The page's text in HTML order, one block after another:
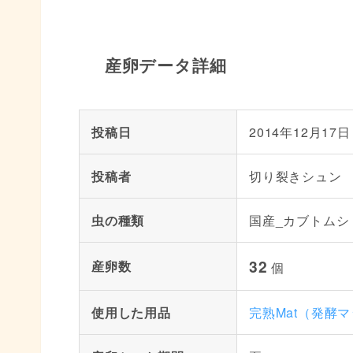
産卵データ詳細
投稿日 2014年12月17日
投稿者 切り裂きシュン
虫の種類 国産_カブトムシ
産卵数 32 個
使用した用品 完熟Mat（発酵